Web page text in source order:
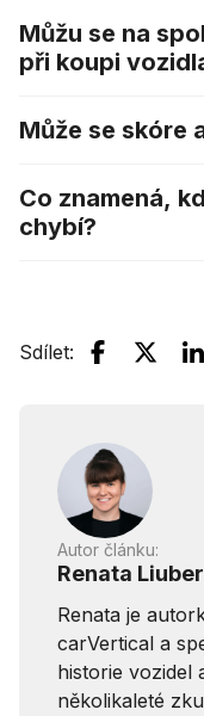
Můžu se na
při koupi
Může se skóre
Co znamená,
chybí?
Sdílet:
Autor článku:
Renata
Renata je
carVertical a
historie vozidel
několikaleté